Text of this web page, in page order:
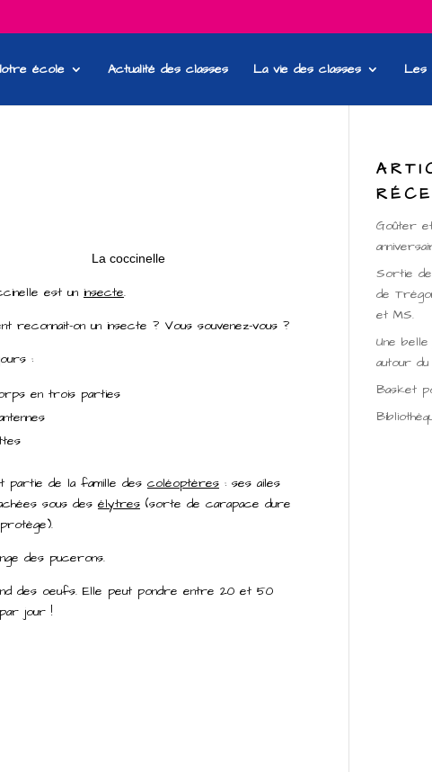
école Actualité des classes La vie des classes Les
La coccinelle
est un insecte.
reconnait-on un insecte ? Vous souvenez-vous ?
:
en trois parties
partie de la famille des coléoptères: ses ailes
sous des élytres(sorte de carapace dure
des pucerons.
des oeufs. Elle peut pondre entre 20 et 50
jour !
Goûter
Sortie de
de
et MS.
Une
autour
Basket